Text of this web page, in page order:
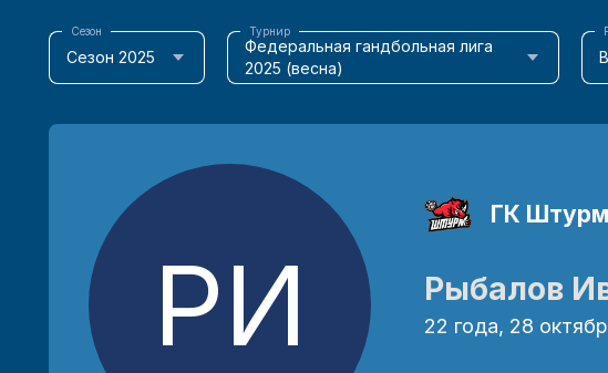
Сезон 2025
Сезон
Федеральная гандбольная лига
2025 (весна)
Турнир
РИ
ГК Штурм
Рыбалов
22 года, 28